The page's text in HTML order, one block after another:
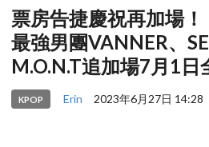
票房告捷慶祝再加場！
最強男團VANNER、
M.O.N.T追加場7月1日
KPOP Erin 2023年6月27日 14:28